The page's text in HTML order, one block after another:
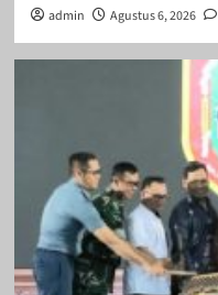
admin Agustus 6, 2026